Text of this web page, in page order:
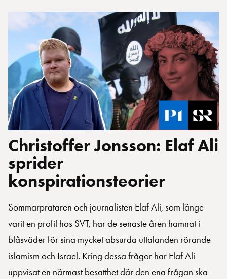
Christoffer Jonsson: Elaf Ali
sprider
konspirationsteorier
Sommarprataren och journalisten Elaf Ali, som länge
varit en profil hos SVT, har de senaste åren hamnat i
blåsväder för sina mycket absurda uttalanden rörande
islamism och Israel. Kring dessa frågor har Elaf Ali
uppvisat en närmast besatthet där den ena frågan ska